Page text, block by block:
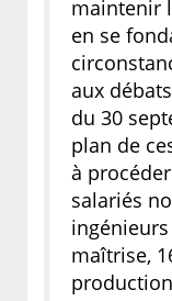
maintenir
en se
aux
du 30
plan de
à
salariés
maîtrise,